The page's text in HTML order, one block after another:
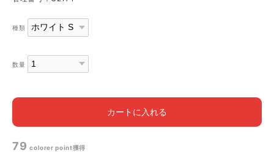
種類
数量
カートに入れる
79 colorer point獲得